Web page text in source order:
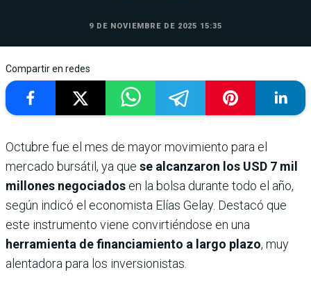
9 DE NOVIEMBRE DE 2025 15:35
Compartir en redes
Octubre fue el mes de mayor movimiento para el
mercado bursátil, ya que se alcanzaron los USD 7 mil
millones negociados en la bolsa durante todo el año,
según indicó el economista Elías Gelay. Destacó que
este instrumento viene convirtiéndose en una
herramienta de financiamiento a largo plazo, muy
alentadora para los inversionistas.